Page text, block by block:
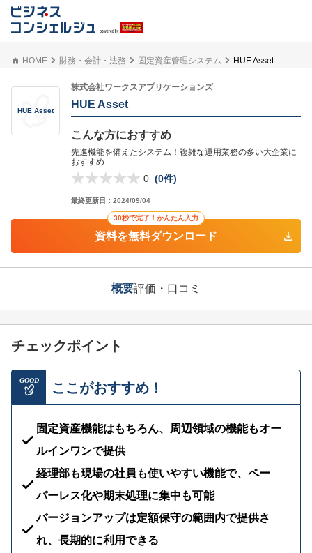
HOME 財務・会計・法務 固定資産管理システム HUE Asset
HUE Asset
株式会社ワークスアプリケーションズ
HUE Asset
こんな方におすすめ
先進機能を備えたシステム！複雑な運用業務の多い大企業に
おすすめ
0 (0件)
最終更新日： 2024/09/04
30秒で完了！かんたん入力
資料を無料ダウンロード
概要評価・口コミ
チェックポイント
GOOD ここがおすすめ！
固定資産機能はもちろん、周辺領域の機能もオー
ルインワンで提供
経理部も現場の社員も使いやすい機能で、ペー
パーレス化や期末処理に集中も可能
バージョンアップは定額保守の範囲内で提供さ
れ、長期的に利用できる